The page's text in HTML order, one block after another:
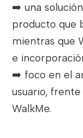
➡️ una
producto que
mientras que
e
➡️ foco en el
usuario,
WalkMe.